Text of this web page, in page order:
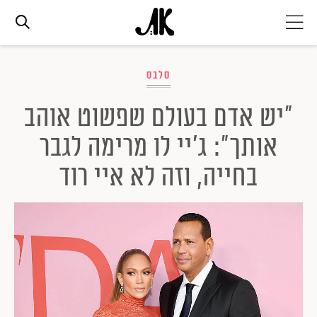
אג׳נדה
אופנה
ביוטי
סלבס
ערוצים נוספים
המגזין
סלבס
"יש אדם בעולם שפשוט אוהב
אותך": ג'יי לו מרימה לגבר
בחייה, וזה לא איי רוד